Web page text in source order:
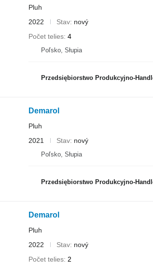
Pluh
2022
Stav nový
Počet telies 4
Poľsko, Słupia
Przedsiębiorstwo Produkcyjno-Handlowe
Demarol
Pluh
2021
Stav nový
Poľsko, Słupia
Przedsiębiorstwo Produkcyjno-Handlowe
Demarol
Pluh
2022
Stav nový
Počet telies 2